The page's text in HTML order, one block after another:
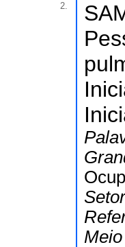
2.